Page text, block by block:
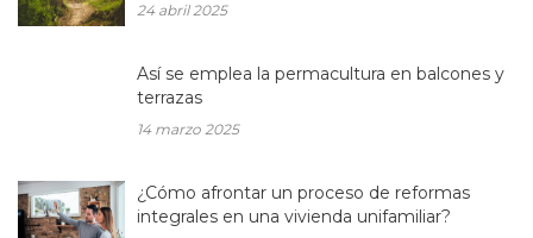
24 abril 2025
Así se emplea la permacultura en balcones y
terrazas
14 marzo 2025
¿Cómo afrontar un proceso de reformas
integrales en una vivienda unifamiliar?